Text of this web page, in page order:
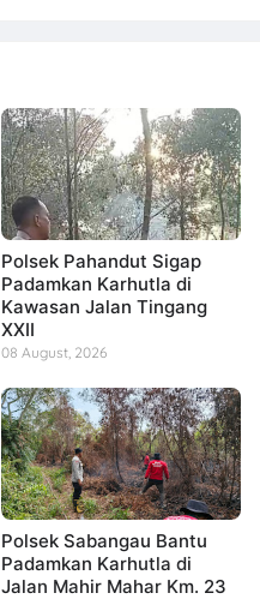
Polsek Pahandut Sigap
Padamkan Karhutla di
Kawasan Jalan Tingang
XXII
08 August, 2026
Polsek Sabangau Bantu
Padamkan Karhutla di
Jalan Mahir Mahar Km. 23